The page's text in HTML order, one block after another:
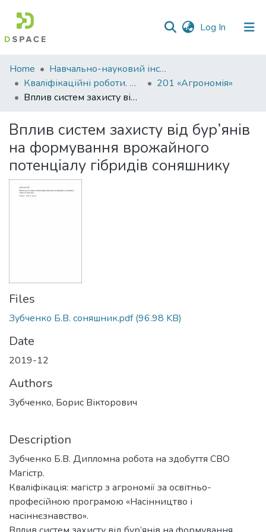
Log In (current)
Communities
&
Collections
Statistics
Home
Навчально-науковий інститут агротехнологій, селекції та екології
Кваліфікаційні роботи. ННІ агротехнологій, селекції та екології
201 «Агрономія»
Вплив систем захисту від бур’янів на формування врожайного потенціалу гібридів соняшнику
Вплив систем захисту від бур’янів
на формування врожайного
потенціалу гібридів соняшнику
Files
Зубченко Б.В. соняшник.pdf(96.98 KB)
Date
2019-12
Authors
Зубченко, Борис Вікторович
Description
Зубченко Б.В. Дипломна робота на здобуття СВО
Магістр.
Кваліфікація: магістр з агрономії за освітньо-
професійною програмою «Насінництво і
насіннєзнавство».